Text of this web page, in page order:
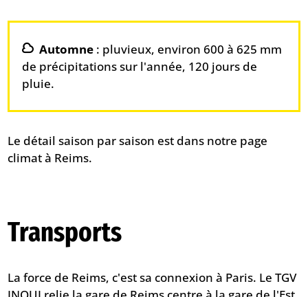
Automne: pluvieux, environ 600 à 625 mm
de précipitations sur l'année, 120 jours de
pluie.
Le détail saison par saison est dans notre page
climat à Reims.
Transports
La force de Reims, c'est sa connexion à Paris. Le TGV